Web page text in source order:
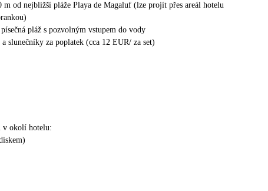
m od nejbližší pláže Playa de Magaluf (lze projít přes areál hotelu
pláž s pozvolným vstupem do vody
a slunečníky za poplatek (cca 12 EUR/ za set)
v okolí hotelu: